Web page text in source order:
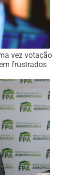
vez votação
frustrados